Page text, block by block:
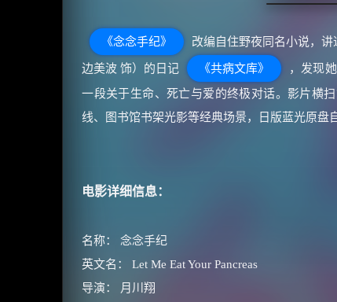
《念念手纪》 改编自住野夜同名小说，
边美波 饰）的日记 《共病文库》
，发现
一段关于生命、死亡与爱的终极对话。影片横
线、图书馆书架光影等经典场景，日版蓝光原盘
电影详细信息：
名称： 念念手纪
英文名： Let Me Eat Your Pancreas
导演： 月川翔